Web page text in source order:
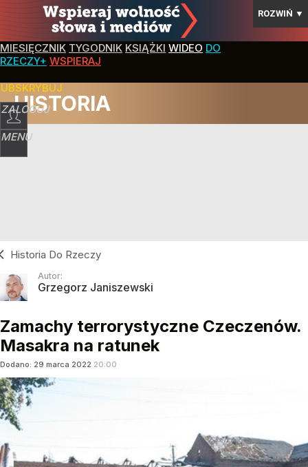
ROZWIŃ ▼
MIESIĘCZNIK TYGODNIK KSIĄŻKI WIDEO DO
RZECZY+ WSPIERAJ
ZALOGUJ
MENU
HISTORIA
Historia Do Rzeczy
Autor:
Grzegorz Janiszewski
Zamachy terrorystyczne Czeczenów.
Masakra na ratunek
Dodano: 29 marca 2022 20:00